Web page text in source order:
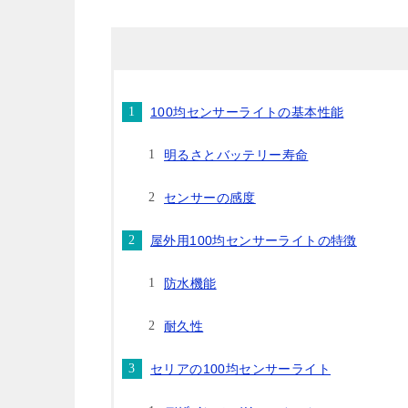
100均センサーライトの基本性能
明るさとバッテリー寿命
センサーの感度
屋外用100均センサーライトの特徴
防水機能
耐久性
セリアの100均センサーライト